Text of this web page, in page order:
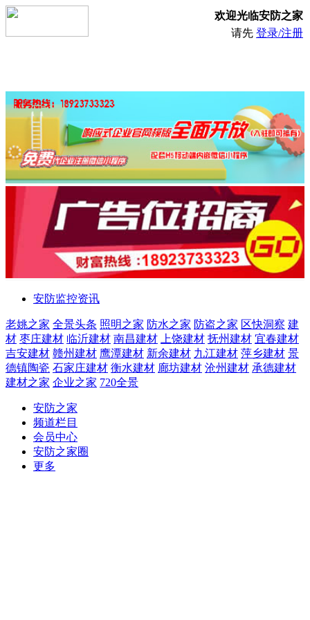
欢迎光临安防之家
请先 登录/注册
安防监控资讯
老姚之家 全景头条 照明之家 防水之家 防盗之家 区快洞察 建
材 枣庄建材 临沂建材 南昌建材 上饶建材 抚州建材 宜春建材
吉安建材 赣州建材 鹰潭建材 新余建材 九江建材 萍乡建材 景
德镇陶瓷 石家庄建材 衡水建材 廊坊建材 沧州建材 承德建材
建材之家 企业之家 720全景
安防之家
频道栏目
会员中心
安防之家圈
更多